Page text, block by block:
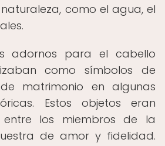
como el agua, el
adornos para el cabello
como símbolos de
matrimonio en algunas
Estos objetos eran
entre los miembros de la
de amor y fidelidad.